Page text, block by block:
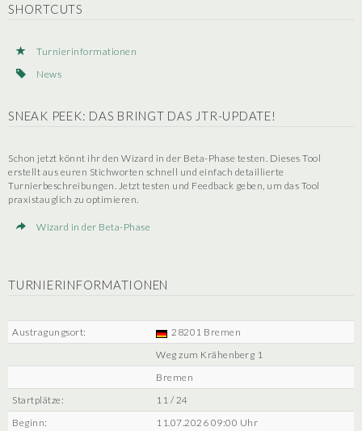
SHORTCUTS
Turnierinformationen
News
SNEAK PEEK: DAS BRINGT DAS JTR-UPDATE!
Schon jetzt könnt ihr den Wizard in der Beta-Phase testen. Dieses Tool
erstellt aus euren Stichworten schnell und einfach detaillierte
Turnierbeschreibungen. Jetzt testen und Feedback geben, um das Tool
praxistauglich zu optimieren.
Wizard in der Beta-Phase
TURNIERINFORMATIONEN
Austragungsort:
28201 Bremen
Weg zum Krähenberg 1
Bremen
Startplätze:
11 / 24
Beginn:
11.07.2026 09:00 Uhr